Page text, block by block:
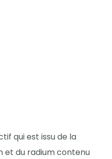
qui est issu de la
et du radium contenu